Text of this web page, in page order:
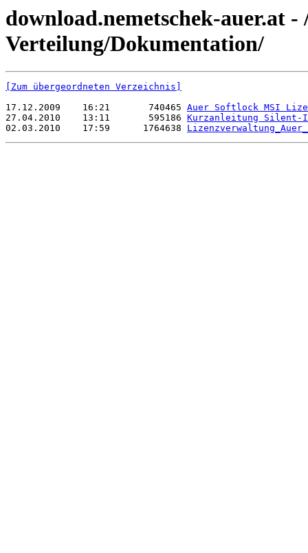
download.nemetschek-auer.at
Verteilung/Dokumentation/
[Zum übergeordneten Verzeichnis]
17.12.2009    16:21       740465 Auer Softlock MSI
27.04.2010    13:11       595186 Kurzanleitung
02.03.2010    17:59      1764638